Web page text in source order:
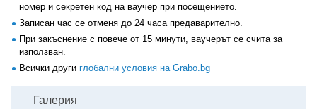
номер и секретен код на ваучер при посещението.
Записан час се отменя до 24 часа предаварително.
При закъснение с повече от 15 минути, ваучерът се счита за
използван.
Всички други глобални условия на Grabo.bg
Галерия